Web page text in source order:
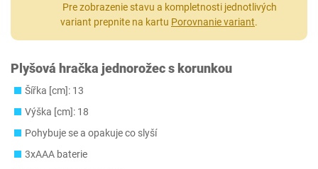
Pre zobrazenie stavu a kompletnosti jednotlivých
variant prepnite na kartu Porovnanie variant.
Plyšová hračka jednorožec s korunkou
Šířka [cm]: 13
Výška [cm]: 18
Pohybuje se a opakuje co slyší
3xAAA baterie